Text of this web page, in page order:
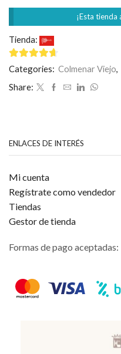
¡Esta tienda
Tienda:
4.5de 5
Categories: Colmenar Viejo
Share:
ENLACES DE INTERÉS
Mi cuenta
Regístrate como vendedor
Tiendas
Gestor de tienda
Formas de pago aceptadas: